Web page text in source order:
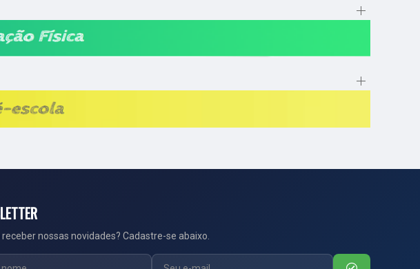
receber nossas novidades? Cadastre-se abaixo.